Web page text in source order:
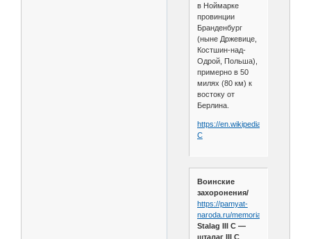
в Ноймарке
провинции
Бранденбург
(ныне Држевице,
Костшин-над-
Одрой, Польша),
примерно в 50
милях (80 км) к
востоку от
Берлина.
https://en.wikipedia.org/wiki/
C
Воинские
захоронения/
https://pamyat-
naroda.ru/memorial/camp/1191/
Stalag III C —
шталаг III C